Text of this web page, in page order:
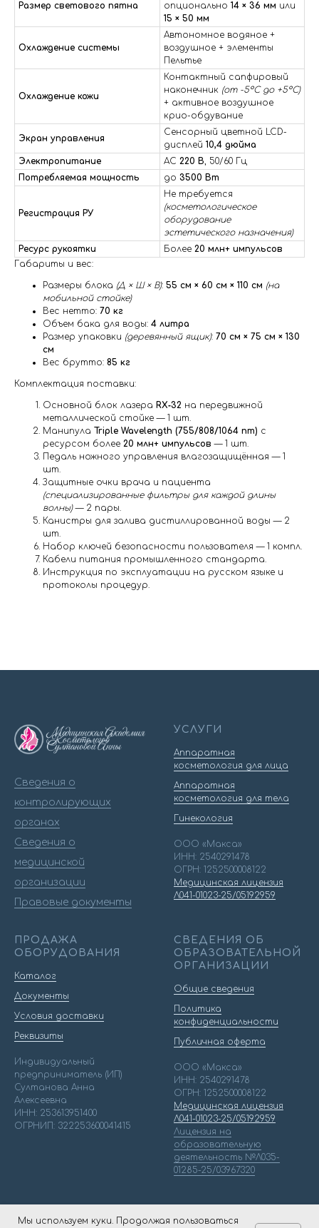
Размер светового пятна
опционально 14 × 36 мм или
15 × 50 мм
Охлаждение системы
Автономное водяное +
воздушное + элементы
Пельтье
Охлаждение кожи
Контактный сапфировый
наконечник (от -5°C до +5°C)
+ активное воздушное
крио-обдувание
Экран управления
Сенсорный цветной LCD-
дисплей 10,4 дюйма
Электропитание
AC 220 В, 50/60 Гц
Потребляемая мощность
до 3500 Вт
Регистрация РУ
Не требуется
(косметологическое
оборудование
эстетического назначения)
Ресурс рукоятки
Более 20 млн+ импульсов
Габариты и вес:
Размеры блока (Д × Ш × В): 55 см × 60 см × 110 см (на
мобильной стойке)
Вес нетто: 70 кг
Объем бака для воды: 4 литра
Размер упаковки (деревянный ящик): 70 см × 75 см × 130
см
Вес брутто: 85 кг
Комплектация поставки:
Основной блок лазера RX‑32 на передвижной
металлической стойке — 1 шт.
Манипула Triple Wavelength (755/808/1064 nm) с
ресурсом более 20 млн+ импульсов — 1 шт.
Педаль ножного управления влагозащищённая — 1
шт.
Защитные очки врача и пациента
(специализированные фильтры для каждой длины
волны)— 2 пары.
Канистры для залива дистиллированной воды — 2
шт.
Набор ключей безопасности пользователя — 1 компл.
Кабели питания промышленного стандарта.
Инструкция по эксплуатации на русском языке и
протоколы процедур.
Сведения о
контролирующих
органах
Сведения о
медицинской
организации
Правовые документы
УСЛУГИ
Аппаратная
косметология для лица
Аппаратная
косметология для тела
Гинекология
ООО «Макса»
ИНН: 2540291478
ОГРН: 1252500008122
Медицинская лицензия
Л041-01023-25/05192959
ПРОДАЖА
ОБОРУДОВАНИЯ
Каталог
Документы
Условия доставки
Реквизиты
Индивидуальный
предприниматель (ИП)
Султанова Анна
Алексеевна
ИНН: 253613951400
ОГРНИП: 322253600041415
СВЕДЕНИЯ ОБ
ОБРАЗОВАТЕЛЬНОЙ
ОРГАНИЗАЦИИ
Общие сведения
Политика
конфиденциальности
Публичная оферта
ООО «Макса»
ИНН: 2540291478
ОГРН: 1252500008122
Медицинская лицензия
Л041-01023-25/05192959
Лицензия на
образовательную
деятельность №Л035-
01285-25/03967320
Мы используем куки. Продолжая пользоваться